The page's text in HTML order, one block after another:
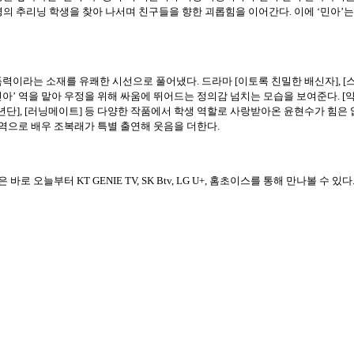
추리닝 학생을 찾아 나서며 친구들을 향한 괴롭힘을 이어간다. 이에 ‘민아
라는 소재를 유쾌한 시선으로 풀어냈다. 드라마 [이토록 친밀한 배신자], [
’ 역을 맡아 우정을 위해 싸움에 뛰어드는 정의감 넘치는 모습을 보여준다.
], [러닝메이트] 등 다양한 작품에서 학생 역할로 사랑받아온 윤현수가 힘은
으로 배우 조복래가 특별 출연해 웃음을 더한다.
로 오늘부터 KT GENIE TV, SK Btv, LG U+, 홈초이스를 통해 만나볼 수 있다.